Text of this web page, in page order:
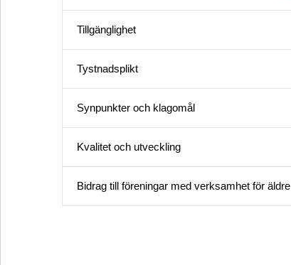
Tillgänglighet
Tystnadsplikt
Synpunkter och klagomål
Kvalitet och utveckling
Bidrag till föreningar med verksamhet för äldre